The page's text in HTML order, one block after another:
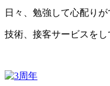
日々、勉強して心配りが
技術、接客サービスを